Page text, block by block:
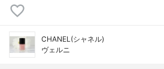
CHANEL(シャネル)
ヴェルニ